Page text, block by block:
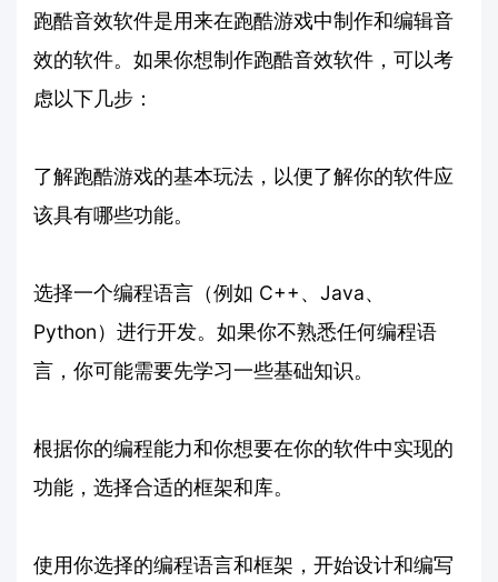
跑酷音效软件是用来在跑酷游戏中制作和编辑音
效的软件。如果你想制作跑酷音效软件，可以考
虑以下几步：
了解跑酷游戏的基本玩法，以便了解你的软件应
该具有哪些功能。
选择一个编程语言（例如 C++、Java、
Python）进行开发。如果你不熟悉任何编程语
言，你可能需要先学习一些基础知识。
根据你的编程能力和你想要在你的软件中实现的
功能，选择合适的框架和库。
使用你选择的编程语言和框架，开始设计和编写